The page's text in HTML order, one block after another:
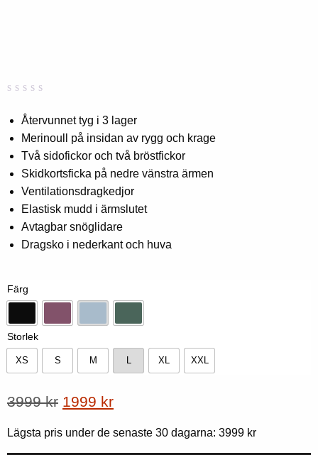
0,00
av
5
baserat
på
kundbetyg
Återvunnet tyg i 3 lager
Merinoull på insidan av rygg och krage
Två sidofickor och två bröstfickor
Skidkortsficka på nedre vänstra ärmen
Ventilationsdragkedjor
Elastisk mudd i ärmslutet
Avtagbar snöglidare
Dragsko i nederkant och huva
Färg
Svart Druva Isblå Tall
Storlek
XS S M XL XXL
3999kr Ursprungligt
pris
1999 krAktuellt
Lägsta pris under de senaste 30 dagarna: 3999 kr